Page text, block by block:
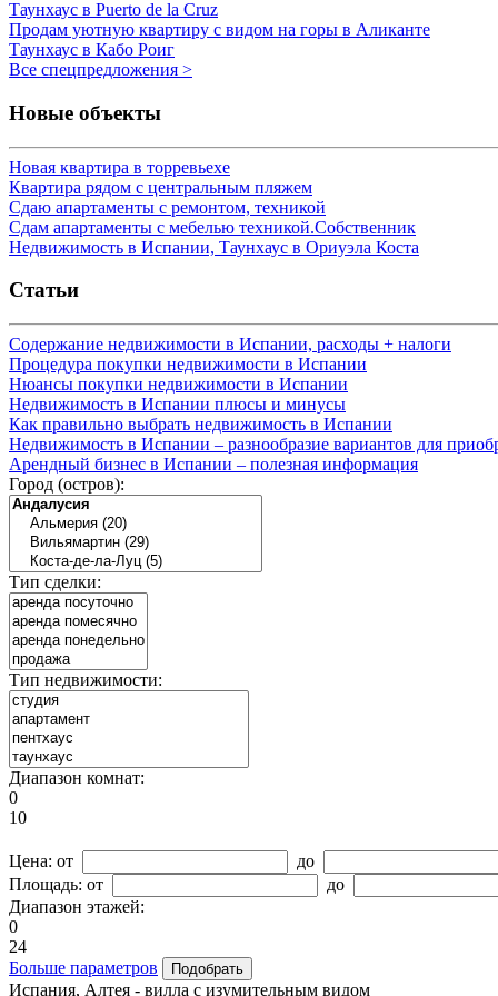
Таунхаус в Puerto de la Cruz
Продам уютную квартиру с видом на горы в Аликанте
Таунхаус в Кабо Роиг
Все спецпредложения >
Новые объекты
Новая квартира в торревьехе
Квартира рядом с центральным пляжем
Сдаю апартаменты с ремонтом, техникой
Сдам апартаменты с мебелью техникой.Собственник
Недвижимость в Испании, Таунхаус в Ориуэла Коста
Статьи
Содержание недвижимости в Испании, расходы + налоги
Процедура покупки недвижимости в Испании
Нюансы покупки недвижимости в Испании
Недвижимость в Испании плюсы и минусы
Как правильно выбрать недвижимость в Испании
Недвижимость в Испании – разнообразие вариантов для
Арендный бизнес в Испании – полезная информация
Город (остров):
Тип сделки:
Тип недвижимости:
Диапазон комнат:
0
10
Цена: от до
Площадь: от
до
Диапазон этажей:
0
24
Больше параметров
Испания, Алтея - вилла с изумительным видом